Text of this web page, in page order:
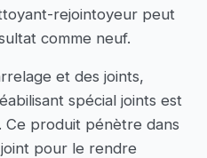
rejointoyeur peut
comme neuf.
et des joints,
spécial joints est
produit pénètre dans
pour le rendre